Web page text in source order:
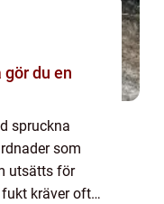
du en
spruckna
som
utsätts för
kräver ofta